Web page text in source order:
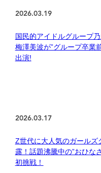
2026.03.19
国民的アイドルグループ
梅澤美波が”グループ卒業
出演!
2026.03.17
Z世代に大人気のガールズ
露！話題沸騰中の”おひな
初挑戦！